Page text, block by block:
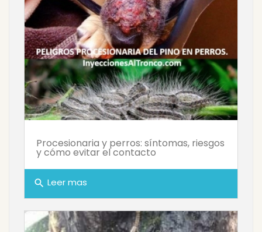
Procesionaria y perros: síntomas, riesgos
y cómo evitar el contacto
search Leer mas